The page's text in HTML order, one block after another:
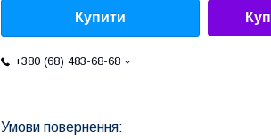
Купити
+380 (68) 483-68-68